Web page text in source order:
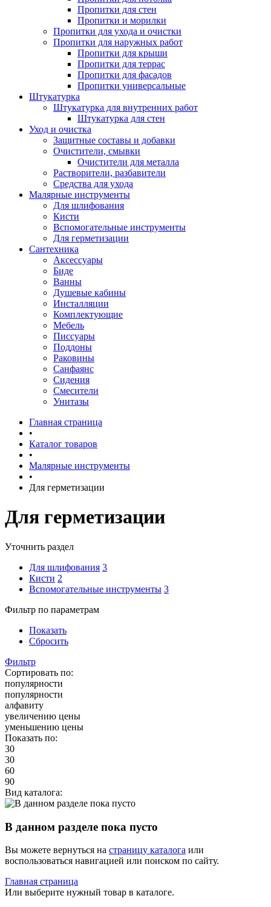
Пропитки для стен
Пропитки и морилки
Пропитки для ухода и очистки
Пропитки для наружных работ
Пропитки для крыши
Пропитки для террас
Пропитки для фасадов
Пропитки универсальные
Штукатурка
Штукатурка для внутренних работ
Штукатурка для стен
Уход и очистка
Защитные составы и добавки
Очистители, смывки
Очистители для металла
Растворители, разбавители
Средства для ухода
Малярные инструменты
Для шлифования
Кисти
Вспомогательные инструменты
Для герметизации
Сантехника
Аксессуары
Биде
Ванны
Душевые кабины
Инсталляции
Комплектующие
Мебель
Писсуары
Поддоны
Раковины
Санфаянс
Сидения
Смесители
Унитазы
Главная страница
•
Каталог товаров
•
Малярные инструменты
•
Для герметизации
Для герметизации
Уточнить раздел
Для шлифования 3
Кисти 2
Вспомогательные инструменты 3
Фильтр по параметрам
Показать
Сбросить
Фильтр
Сортировать по:
популярности
популярности
алфавиту
увеличению цены
уменьшению цены
Показать по:
30
30
60
90
Вид каталога:
В данном разделе пока пусто
Вы можете вернуться на страницу каталога или
воспользоваться навигацией или поиском по сайту.
Главная страница
Или выберите нужный товар в каталоге.